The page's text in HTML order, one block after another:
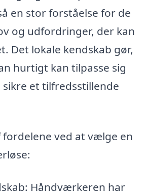
en stor forståelse for de
og udfordringer, der kan
Det lokale kendskab gør,
hurtigt kan tilpasse sig
et tilfredsstillende
fordelene ved at vælge en
Håndværkeren har